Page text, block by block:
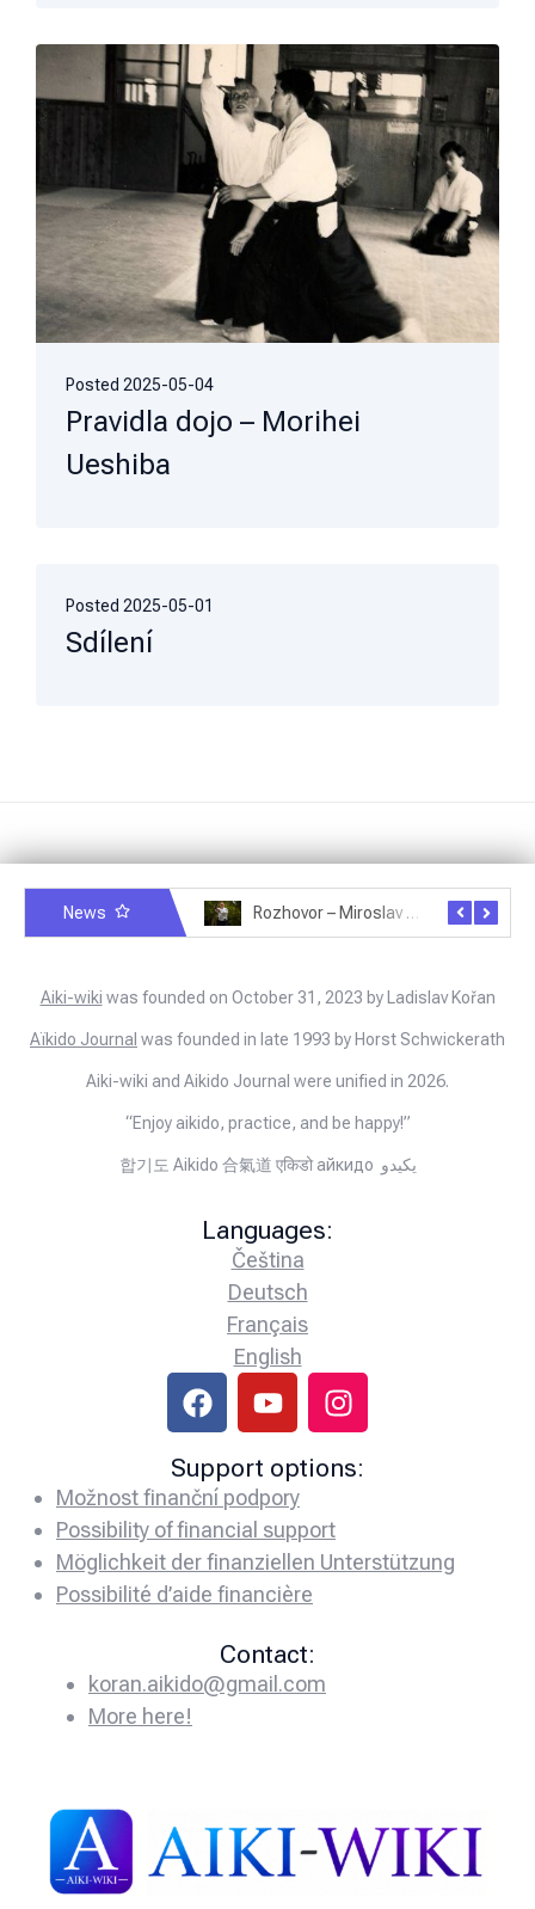
Posted 2025-05-04
Pravidla dojo – Morihei
Ueshiba
Posted 2025-05-01
Sdílení
News Rozhovor – Miroslav Šmíd – 22.3.2025
Aiki-wiki was founded on October 31, 2023 by Ladislav Kořan
Aïkido Journal was founded in late 1993 by Horst Schwickerath
Aiki-wiki and Aikido Journal were unified in 2026.
“Enjoy aikido, practice, and be happy!”
합기도 Aikido 合氣道 एकिडो айкидо يكيدو
Languages:
Čeština
Deutsch
Français
English
Support options:
Možnost finanční podpory
Possibility of financial support
Möglichkeit der finanziellen Unterstützung
Possibilité d’aide financière
Contact:
koran.aikido@gmail.com
More here!